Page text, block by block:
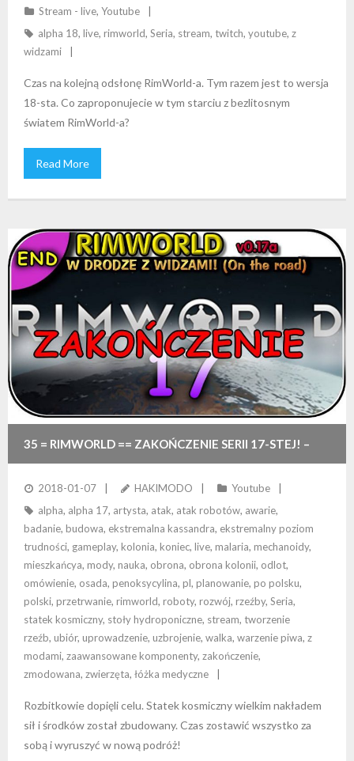
Stream - live, Youtube
alpha 18, live, rimworld, Seria, stream, twitch, youtube, z
widzami
Czas na kolejną odsłonę RimWorld-a. Tym razem jest to wersja
18-sta. Co zaproponujecie w tym starciu z bezlitosnym
światem RimWorld-a?
Read More
35 = RIMWORLD == ZAKOŃCZENIE SERII 17-STEJ! –
KONIEC
2018-01-07 HAKIMODO
Youtube
alpha, alpha 17, artysta, atak, atak robotów, awarie,
badanie, budowa, ekstremalna kassandra, ekstremalny poziom
trudności, gameplay, kolonia, koniec, live, malaria, mechanoidy,
mieszkańcya, mody, nauka, obrona, obrona kolonii, odlot,
omówienie, osada, penoksycylina, pl, planowanie, po polsku,
polski, przetrwanie, rimworld, roboty, rozwój, rzeźby, Seria,
statek kosmiczny, stoły hydroponiczne, stream, tworzenie
rzeźb, ubiór, uprowadzenie, uzbrojenie, walka, warzenie piwa, z
modami, zaawansowane komponenty, zakończenie,
zmodowana, zwierzęta, łóżka medyczne
Rozbitkowie dopięli celu. Statek kosmiczny wielkim nakładem
sił i środków został zbudowany. Czas zostawić wszystko za
sobą i wyruszyć w nową podróż!